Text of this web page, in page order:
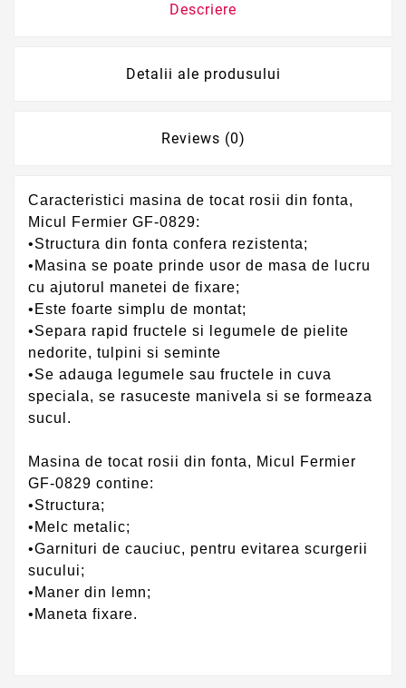
Descriere
Detalii ale produsului
Reviews (0)
Caracteristici masina de tocat rosii din fonta,
Micul Fermier GF-0829:
•Structura din fonta confera rezistenta;
•Masina se poate prinde usor de masa de lucru
cu ajutorul manetei de fixare;
•Este foarte simplu de montat;
•Separa rapid fructele si legumele de pielite
nedorite, tulpini si seminte
•Se adauga legumele sau fructele in cuva
speciala, se rasuceste manivela si se formeaza
sucul.
Masina de tocat rosii din fonta, Micul Fermier
GF-0829 contine:
•Structura;
•Melc metalic;
•Garnituri de cauciuc, pentru evitarea scurgerii
sucului;
•Maner din lemn;
•Maneta fixare.